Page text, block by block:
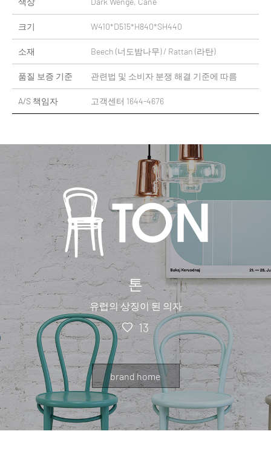
크기 W410*D515*H840*SH440
소재 Beech (너도밤나무) / Rattan (라탄)
품질 보증 기준 관련법 및 소비자 분쟁 해결 기준에 따름
A/S 책임자 고객센터 1644-4676
톤
유럽의 상징이 된 의자
13
brand home